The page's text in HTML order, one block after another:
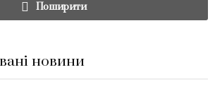
Поширити
новини